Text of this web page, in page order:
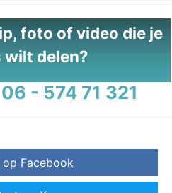
foto of video die je
wilt delen?
06 - 574 71 321
op Facebook